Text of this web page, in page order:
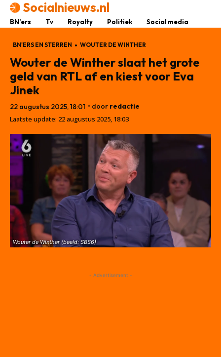
Socialnieuws.nl
BN’ers Tv Royalty Politiek Social media
BN'ERS EN STERREN WOUTER DE WINTHER
Wouter de Winther slaat het grote
geld van RTL af en kiest voor Eva
Jinek
22 augustus 2025, 18:01 • door redactie
Laatste update: 22 augustus 2025, 18:03
Wouter de Winther (beeld: SBS6)
- Advertisement -